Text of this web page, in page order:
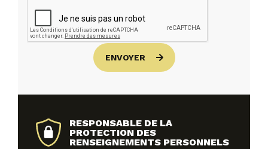
ENVOYER
RESPONSABLE DE LA
PROTECTION DES
RENSEIGNEMENTS PERSONNELS